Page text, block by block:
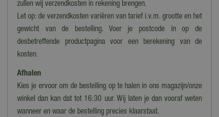
zullen wij verzendkosten in rekening brengen.
Let op: de verzendkosten variëren van tarief i.v.m. grootte en het
gewicht van de bestelling. Voer je postcode in op de
desbetreffende productpagina voor een berekening van de
kosten.
Afhalen
Kies je ervoor om de bestelling op te halen in ons magazijn/onze
winkel dan kan dat tot 16:30 uur. Wij laten je dan vooraf weten
wanneer en waar de bestelling precies klaarstaat.